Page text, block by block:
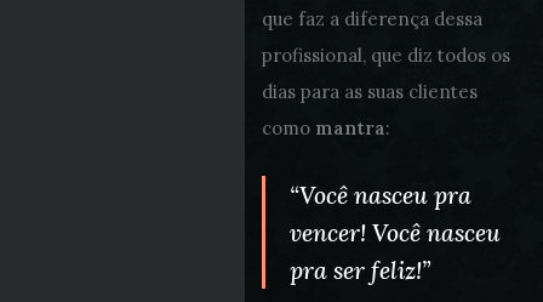
que faz a diferença dessa
profissional, que diz todos os
dias para as suas clientes
como mantra:
“Você nasceu pra
vencer! Você nasceu
pra ser feliz!”